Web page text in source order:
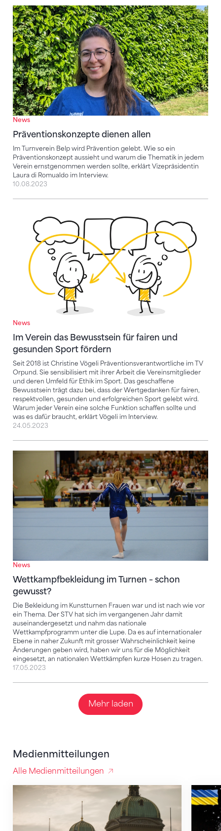
News
Präventionskonzepte dienen allen
Im Turnverein Belp wird Prävention gelebt. Wie so ein
Präventionskonzept aussieht und warum die Thematik in jedem
Verein ernstgenommen werden sollte, erklärt Vizepräsidentin
Laura di Romualdo im Interview.
Präventionskonzepte dienen allen
10.08.2023
News
Im Verein das Bewusstsein für fairen und
gesunden Sport fördern
Seit 2018 ist Christine Vögeli Präventionsverantwortliche im TV
Orpund. Sie sensibilisiert mit ihrer Arbeit die Vereinsmitglieder
und deren Umfeld für Ethik im Sport. Das geschaffene
Bewusstsein trägt dazu bei, dass der Wertgedanken für fairen,
respektvollen, gesunden und erfolgreichen Sport gelebt wird.
Warum jeder Verein eine solche Funktion schaffen sollte und
was es dafür braucht, erklärt Vögeli im Interview.
Im Verein das Bewusstsein für fairen und gesunden
24.05.2023
News
Wettkampfbekleidung im Turnen – schon
gewusst?
Die Bekleidung im Kunstturnen Frauen war und ist nach wie vor
ein Thema. Der STV hat sich im vergangenen Jahr damit
auseinandergesetzt und nahm das nationale
Wettkampfprogramm unter die Lupe. Da es auf internationaler
Ebene in naher Zukunft mit grosser Wahrscheinlichkeit keine
Änderungen geben wird, haben wir uns für die Möglichkeit
eingesetzt, an nationalen Wettkämpfen kurze Hosen zu tragen.
Wettkampfbekleidung im Turnen – schon gewusst?
17.05.2023
Mehr laden
Medienmitteilungen
Alle Medienmitteilungen
Revision Sportfördergesetz: STV-Anliegen sind
Die